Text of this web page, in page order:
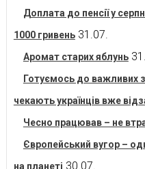
Доплата до пенсії у
1000 гривень 31.07.
Аромат старих яблунь
Готуємось до важливих
чекають українців вже
Чесно працював – не
Європейський вугор –
на планеті 30.07.